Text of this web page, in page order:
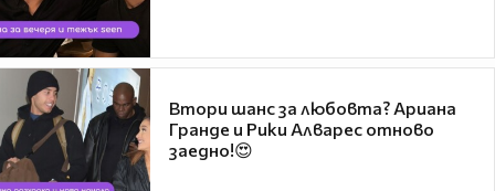
Втори шанс за любовта? Ариана
Гранде и Рики Алварес отново
заедно!😍